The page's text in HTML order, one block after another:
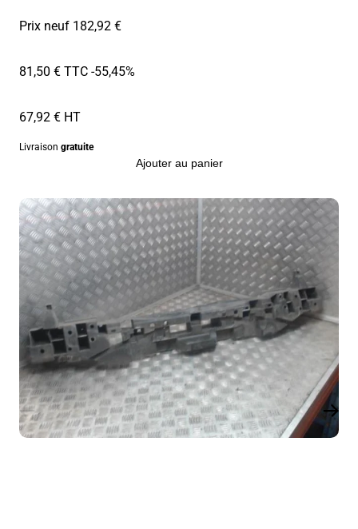
Prix neuf 182,92 €
81,50 € TTC-55,45%
67,92 € HT
Livraison gratuite
Ajouter au panier